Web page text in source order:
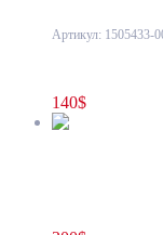
Артикул: 1505433-
140$